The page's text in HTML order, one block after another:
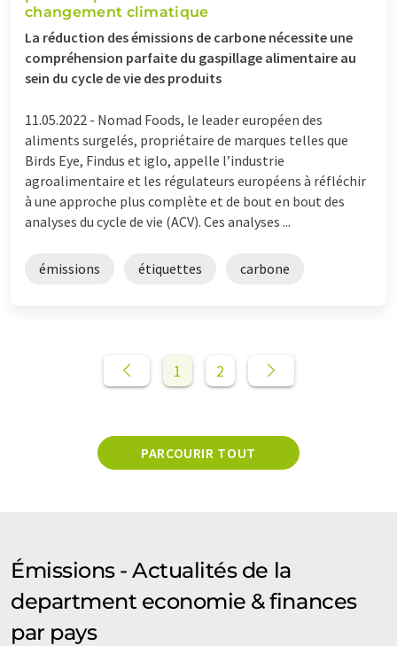
changement climatique
La réduction des émissions de carbone nécessite une
compréhension parfaite du gaspillage alimentaire au
sein du cycle de vie des produits
11.05.2022 - Nomad Foods, le leader européen des
aliments surgelés, propriétaire de marques telles que
Birds Eye, Findus et iglo, appelle l’industrie
agroalimentaire et les régulateurs européens à réfléchir
à une approche plus complète et de bout en bout des
analyses du cycle de vie (ACV). Ces analyses ...
émissions étiquettes carbone
1 2
PARCOURIR TOUT
Émissions - Actualités de la
department economie & finances
par pays